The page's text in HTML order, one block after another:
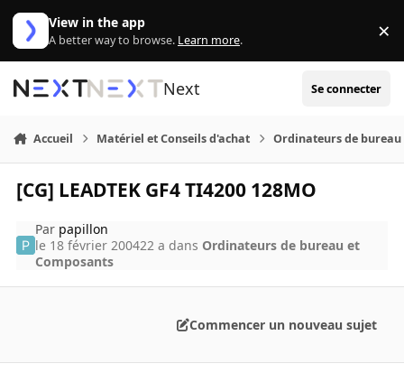
Aller au contenu
View in the app
A better way to browse. Learn more. ×
Next Se connecter
Accueil Matériel et Conseils d'achat Ordinateurs de bureau
[CG] LEADTEK GF4 TI4200 128MO
Par papillon
le 18 février 200422 a dans Ordinateurs de bureau et
Composants
Commencer un nouveau sujet